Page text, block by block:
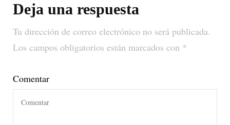
Deja una respuesta
Tu dirección de correo electrónico no será publicada.
Los campos obligatorios están marcados con *
Comentar